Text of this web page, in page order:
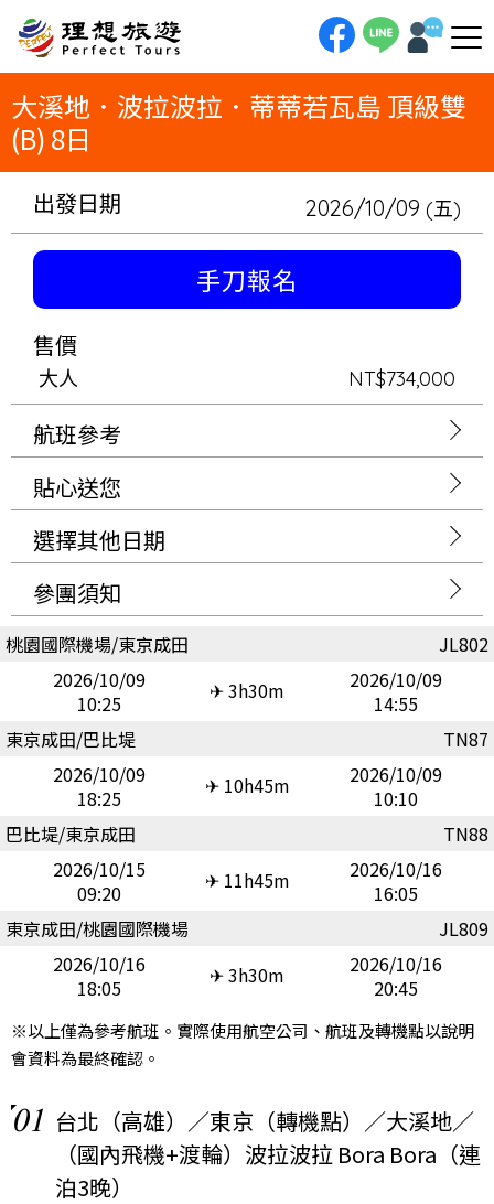
大溪地．波拉波拉．蒂蒂若瓦島 頂級雙
(B) 8日
出發日期 2026/10/09 (五)
手刀報名
售價
大人 NT$734,000
航班參考
貼心送您
選擇其他日期
參團須知
桃園國際機場/東京成田
JL802
2026/10/09
10:25
✈ 3h30m
2026/10/09
14:55
東京成田/巴比堤
TN87
2026/10/09
18:25
✈ 10h45m
2026/10/09
10:10
巴比堤/東京成田
TN88
2026/10/15
09:20
✈ 11h45m
2026/10/16
16:05
東京成田/桃園國際機場
JL809
2026/10/16
18:05
✈ 3h30m
2026/10/16
20:45
※以上僅為參考航班。實際使用航空公司、航班及轉機點以說明
會資料為最終確認。
01 台北（高雄）／東京（轉機點）／大溪地／
（國內飛機+渡輪）波拉波拉 Bora Bora（連
泊3晚）